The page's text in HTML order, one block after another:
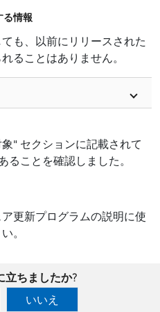
る情報
も、以前にリリースされた
ることはありません。
" セクションに記載されて
ることを確認しました。
更新プログラムの説明に使
。
立ちましたか?
いいえ